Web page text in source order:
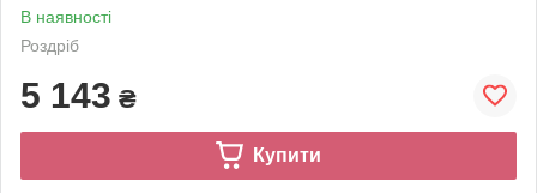
В наявності
Роздріб
5 143 ₴
Купити